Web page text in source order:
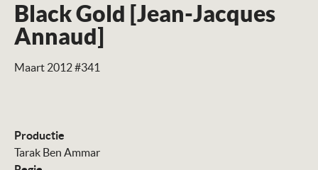
Black Gold [Jean-Jacques
Annaud]
Maart 2012 #341
Productie
Tarak Ben Ammar